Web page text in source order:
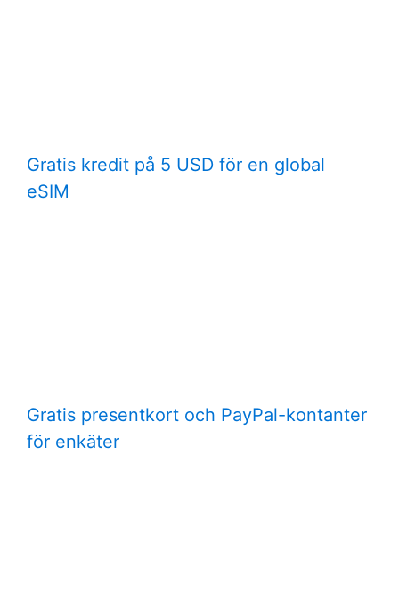
Gratis kredit på 5 USD för en global
eSIM
Gratis presentkort och PayPal-kontanter
för enkäter